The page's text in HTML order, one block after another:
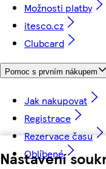
Nastavení
Možnosti platby
itesco.cz
Clubcard
Pomoc s prvním nákupem
Jak nakupovat
Registrace
Rezervace času
Oblíbené